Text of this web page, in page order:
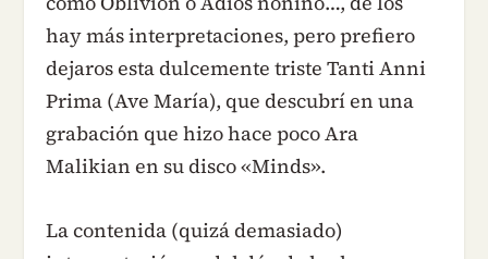
hay más interpretaciones, pero prefiero
dejaros esta dulcemente triste Tanti Anni
Prima (Ave María), que descubrí en una
grabación que hizo hace poco Ara
Malikian en su disco «Minds».
La contenida (quizá demasiado)